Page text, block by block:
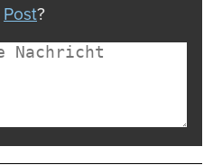
Post?